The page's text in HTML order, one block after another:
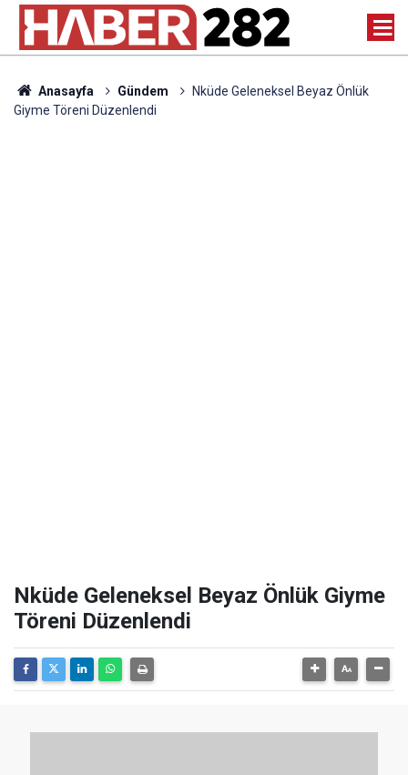
Anasayfa Gündem
Nküde Geleneksel Beyaz Önlük
Giyme Töreni Düzenlendi
Nküde Geleneksel Beyaz Önlük Giyme
Töreni Düzenlendi